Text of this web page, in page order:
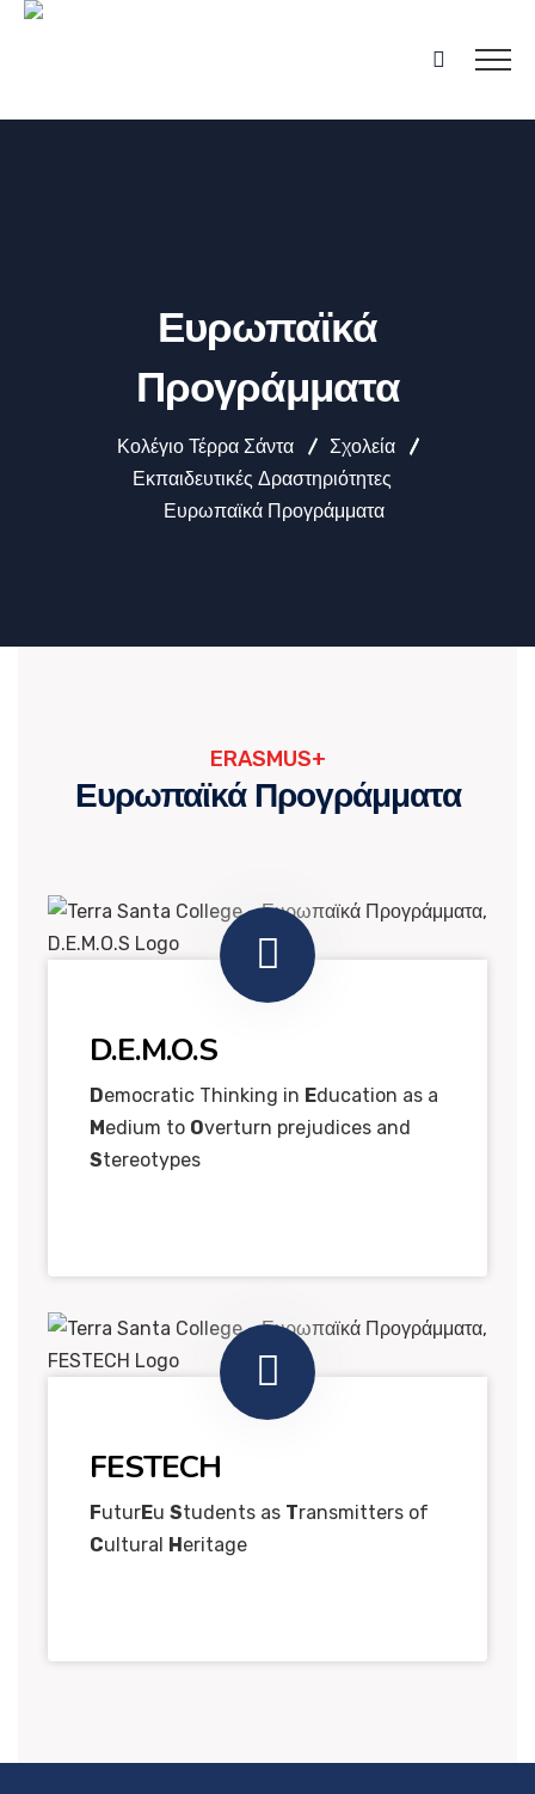
Ευρωπαϊκά
Προγράμματα
Κολέγιο Τέρρα Σάντα
Σχολεία
Εκπαιδευτικές Δραστηριότητες
Ευρωπαϊκά Προγράμματα
ERASMUS+
Ευρωπαϊκά Προγράμματα
D.E.M.O.S
Democratic Thinking in Education as a
Medium to Overturn prejudices and
Stereotypes
FESTECH
​Futur​Eu Students as Transmitters of
Cultural Heritage